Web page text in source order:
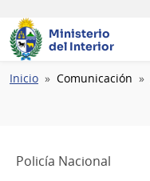
Ministerio
del Interior
Ruta
Inicio Comunicación
Policía Nacional